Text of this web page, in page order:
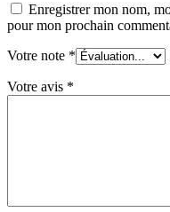
Enregistrer mon nom,
pour mon prochain
Votre note *
Votre avis *